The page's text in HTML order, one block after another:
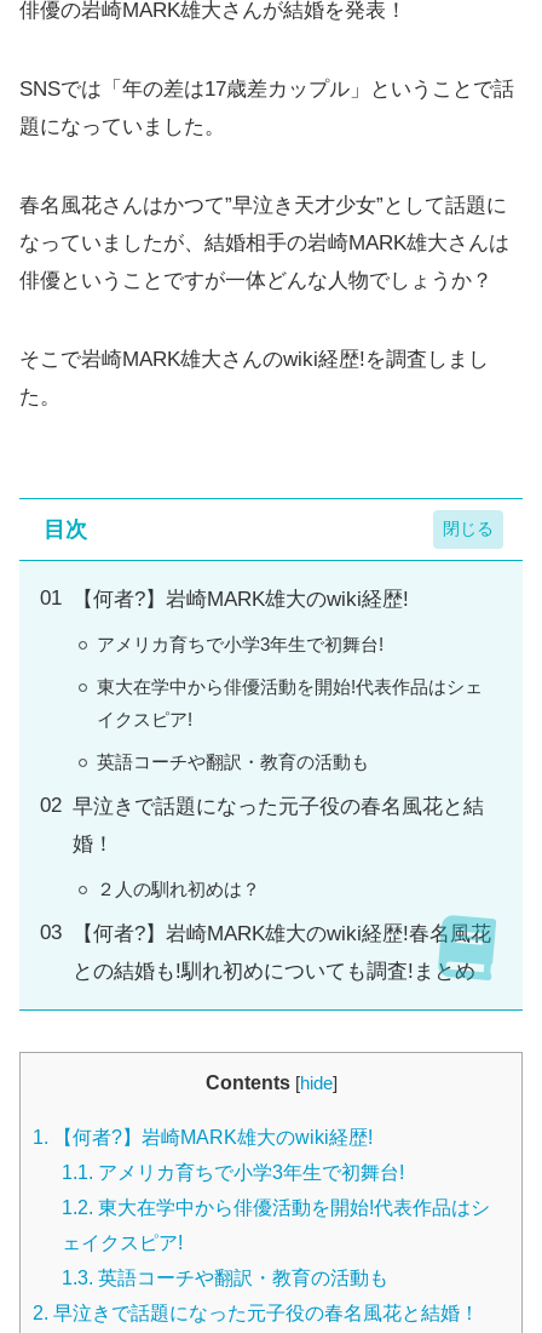
俳優の岩崎MARK雄大さんが結婚を発表！
SNSでは「年の差は17歳差カップル」ということで話
題になっていました。
春名風花さんはかつて”早泣き天才少女”として話題に
なっていましたが、結婚相手の岩崎MARK雄大さんは
俳優ということですが一体どんな人物でしょうか？
そこで岩崎MARK雄大さんのwiki経歴!を調査しまし
た。
目次
【何者?】岩崎MARK雄大のwiki経歴!
アメリカ育ちで小学3年生で初舞台!
東大在学中から俳優活動を開始!代表作品はシェ
イクスピア!
英語コーチや翻訳・教育の活動も
早泣きで話題になった元子役の春名風花と結
婚！
２人の馴れ初めは？
【何者?】岩崎MARK雄大のwiki経歴!春名風花
との結婚も!馴れ初めについても調査!まとめ
Contents [hide]
1. 【何者?】岩崎MARK雄大のwiki経歴!
1.1. アメリカ育ちで小学3年生で初舞台!
1.2. 東大在学中から俳優活動を開始!代表作品はシ
ェイクスピア!
1.3. 英語コーチや翻訳・教育の活動も
2. 早泣きで話題になった元子役の春名風花と結婚！